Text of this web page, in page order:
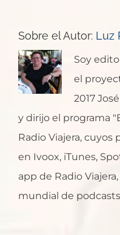
Sobre el Autor: Luz
Soy
el
2017
y dirijo el programa
Radio Viajera,
en Ivoox, iTunes,
app de Radio
mundial de